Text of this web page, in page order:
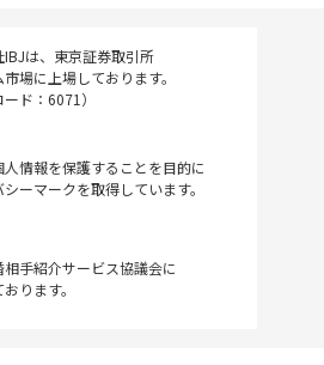
IBJは、東京証券取引所
場に上場しております。
ード：6071）
人情報を保護することを目的に
ーマークを取得しています。
相手紹介サービス協議会に
ります。